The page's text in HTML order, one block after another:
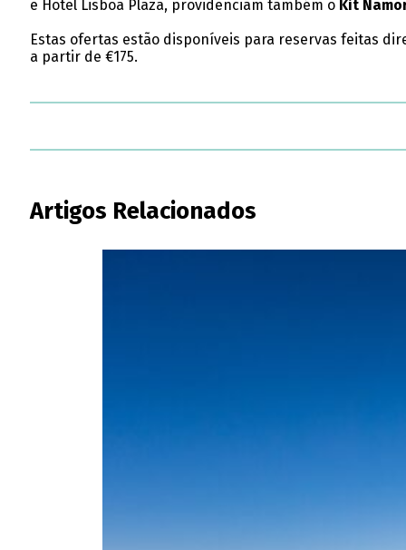
e Hotel Lisboa Plaza, providenciam também o Kit
Estas ofertas estão disponíveis para reservas feitas
a partir de €175.
Artigos Relacionados